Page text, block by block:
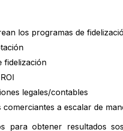
los programas de
fidelización
legales/contables
a escalar de
para obtener resultados